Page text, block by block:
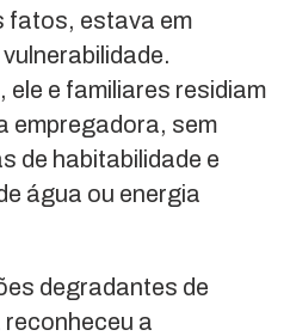
fatos, estava em
ele e familiares residiam
empregadora, sem
de habitabilidade e
água ou energia
degradantes de
a